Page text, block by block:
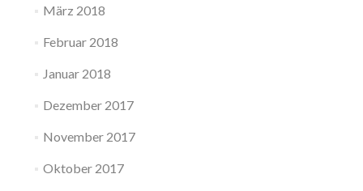
März 2018
Februar 2018
Januar 2018
Dezember 2017
November 2017
Oktober 2017